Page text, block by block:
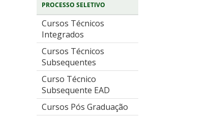
PROCESSO SELETIVO
Cursos Técnicos
Integrados
Cursos Técnicos
Subsequentes
Curso Técnico
Subsequente EAD
Cursos Pós Graduação